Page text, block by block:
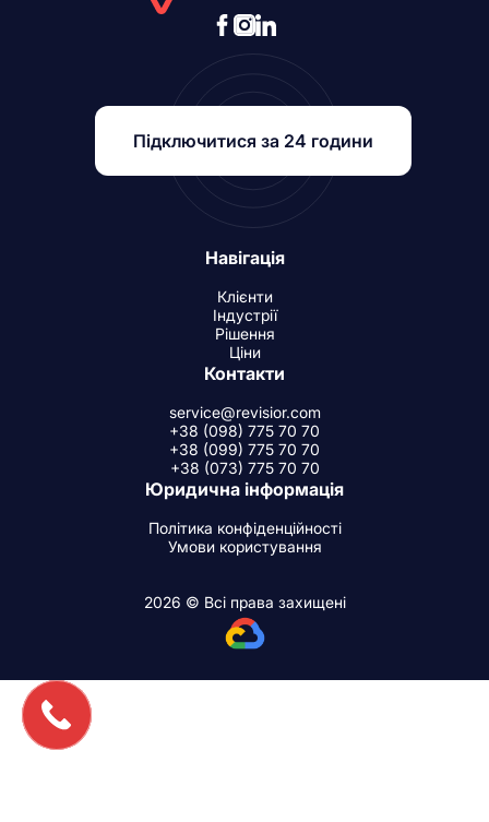
Навігація
Клієнти
Індустрії
Рішення
Ціни
Контакти
service@revisior.com
+38 (098) 775 70 70
+38 (099) 775 70 70
+38 (073) 775 70 70
Юридична інформація
Політика конфіденційності
Умови користування
Підключитися за 24 години
2026 © Всі права захищені